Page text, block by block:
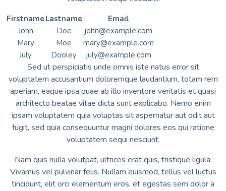
Firstname Lastname
Email
John
Doe
john@example.com
Mary
Moe
mary@example.com
July
Dooley july@example.com
Sed ut perspiciatis unde omnis iste natus error sit
voluptatem accusantium doloremque laudantium, totam rem
aperiam, eaque ipsa quae ab illo inventore veritatis et quasi
architecto beatae vitae dicta sunt explicabo. Nemo enim
ipsam voluptatem quia voluptas sit aspernatur aut odit aut
fugit, sed quia consequuntur magni dolores eos qui ratione
voluptatem sequi nesciunt.
Nam quis nulla volutpat, ultrices erat quis, tristique ligula.
Vivamus vel pulvinar felis. Nullam euismod, tellus vel luctus
tincidunt, elit orci elementum eros, et egestas sem dolor a